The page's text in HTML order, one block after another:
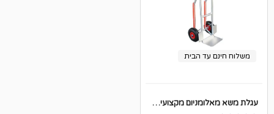
משלוח חינם עד הבית
עגלת משא מאלומניום מקצועית עד 120Kg